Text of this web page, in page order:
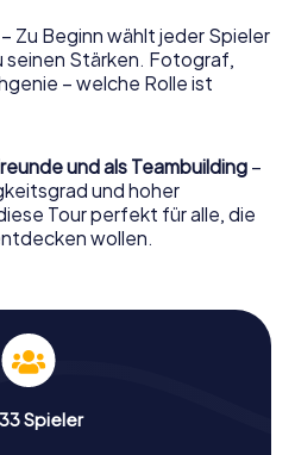
lernst du faszinierende
ihre Bewohner kennen.
einst das Zentrum der
weitere Geschichten
oder zu den
an Bauwerken wie
– Zu Beginn wählt jeder Spieler
seinen Stärken. Fotograf,
– welche Rolle ist
und als Teambuilding –
und hoher
Tour perfekt für alle, die
wollen.
Spieler